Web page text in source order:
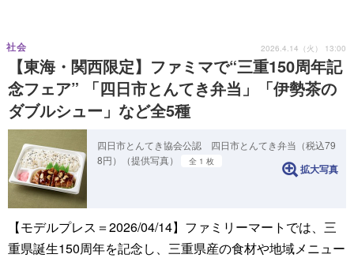
【東海・関西限定】ファミマで“三重150周年記
念フェア” 「四日市とんてき弁当」「伊勢茶の
ダブルシュー」など全5種
社会 2026.4.14（火） 13:00
四日市とんてき協会公認 四日市とんてき弁当（税込79
8円）（提供写真）
全 1 枚
拡大写真
【モデルプレス＝2026/04/14】ファミリーマートでは、三
重県誕生150周年を記念し、三重県産の食材や地域メニュー